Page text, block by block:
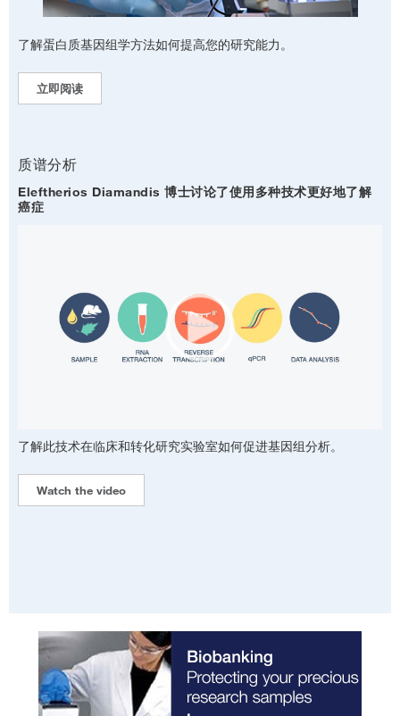
了解蛋白质基因组学方法如何提高您的研究能力。
立即阅读
质谱分析
Eleftherios Diamandis 博士讨论了使用多种技术更好地了解
癌症
了解此技术在临床和转化研究实验室如何促进基因组分析。
Watch the video